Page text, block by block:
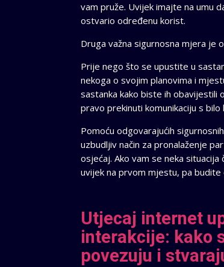
vam pruže. Uvijek imajte na umu
ostvario određenu korist.
Druga važna sigurnosna mjera je
Prije nego što se upustite u
nekoga o svojim planovima i
sastanka kako biste ih obavijestili
pravo prekinuti komunikaciju s
Pomoću odgovarajućih
uzbudljiv način za pronalaženje
osjećaj. Ako vam se neka
uvijek na prvom mjestu, pa
Utjecaj internet
interakcije: kako
povezuju i